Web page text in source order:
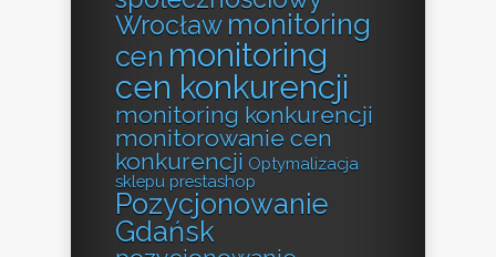
Wrocław monitoring
cen monitoring
cen konkurencji
monitoring konkurencji
monitorowanie cen
konkurencji Optymalizacja
sklepu prestashop
Pozycjonowanie
Gdańsk